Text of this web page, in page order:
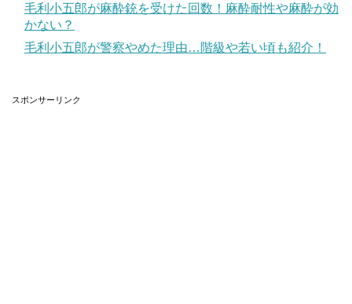
毛利小五郎が麻酔銃を受けた回数！麻酔耐性や麻酔が効
かない？
毛利小五郎が警察やめた理由…階級や若い頃も紹介！
スポンサーリンク